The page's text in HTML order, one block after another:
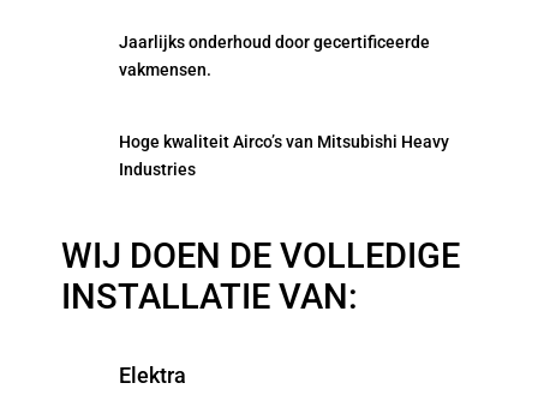
Jaarlijks onderhoud door gecertificeerde
vakmensen.
Hoge kwaliteit Airco’s van Mitsubishi Heavy
Industries
WIJ DOEN DE VOLLEDIGE
INSTALLATIE VAN:
Elektra